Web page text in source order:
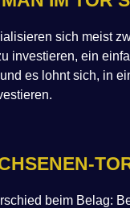
sich meist
investieren, ein
es lohnt sich, in
beim Belag: